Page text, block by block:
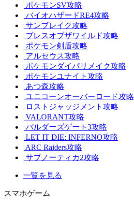
ポケモンSV攻略
バイオハザードRE4攻略
サンブレイク攻略
ブレスオブザワイルド攻略
ポケモン剣盾攻略
アルセウス攻略
ポケモンダイパリメイク攻略
ポケモンユナイト攻略
あつ森攻略
ユニコーンオーバーロード攻略
ロストジャッジメント攻略
VALORANT攻略
バルダーズゲート3攻略
LET IT DIE: INFERNO攻略
ARC Raiders攻略
サブノーティカ2攻略
一覧を見る
スマホゲーム